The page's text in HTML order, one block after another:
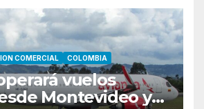
COMERCIAL COLOMBIA
vuelos
Montevideo y